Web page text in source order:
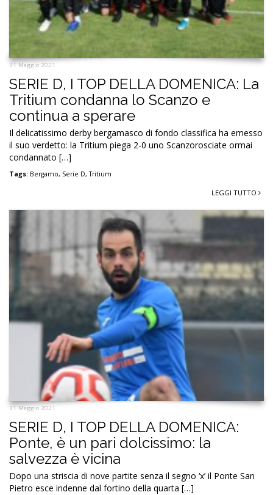
31 Maggio 2021
SERIE D, I TOP DELLA DOMENICA: La
Tritium condanna lo Scanzo e
continua a sperare
Il delicatissimo derby bergamasco di fondo classifica ha emesso
il suo verdetto: la Tritium piega 2-0 uno Scanzorosciate ormai
condannato […]
Tags: Bergamo, Serie D,Tritium
LEGGI TUTTO
31 Maggio 2021
SERIE D, I TOP DELLA DOMENICA:
Ponte, è un pari dolcissimo: la
salvezza è vicina
Dopo una striscia di nove partite senza il segno ‘x’ il Ponte San
Pietro esce indenne dal fortino della quarta […]